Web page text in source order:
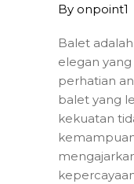
By onpoint1
Balet
elegan
perhatian
balet yang
kekuatan